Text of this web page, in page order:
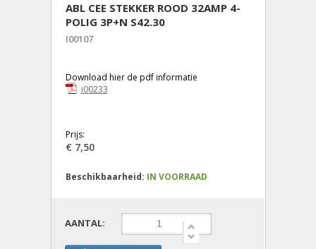
ABL CEE STEKKER ROOD 32AMP 4-
POLIG 3P+N S42.30
I00107
Download hier de pdf informatie
i00233
Prijs:
€ 7,50
Beschikbaarheid: IN VOORRAAD
AANTAL: